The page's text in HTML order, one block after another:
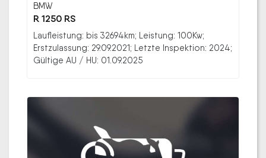
BMW
R 1250 RS
Laufleistung: bis 32694km; Leistung: 100Kw;
Erstzulassung: 29.09.2021; Letzte Inspektion: 2024;
Gültige AU / HU: 01.09.2025